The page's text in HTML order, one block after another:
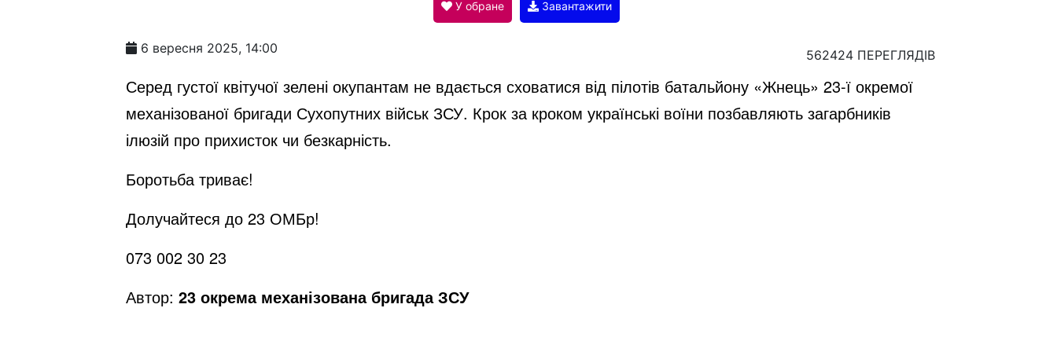
d
У обране Завантажити
6 вересня 2025, 14:00 562424 ПЕРЕГЛЯДІВ
Серед густої квітучої зелені окупантам не вдається сховатися від пілотів батальйону «Жнець» 23-ї окремої
механізованої бригади Сухопутних військ ЗСУ. Крок за кроком українські воїни позбавляють загарбників
ілюзій про прихисток чи безкарність.
Боротьба триває!
Долучайтеся до 23 ОМБр!
073 002 30 23
Автор: 23 окрема механізована бригада ЗСУ